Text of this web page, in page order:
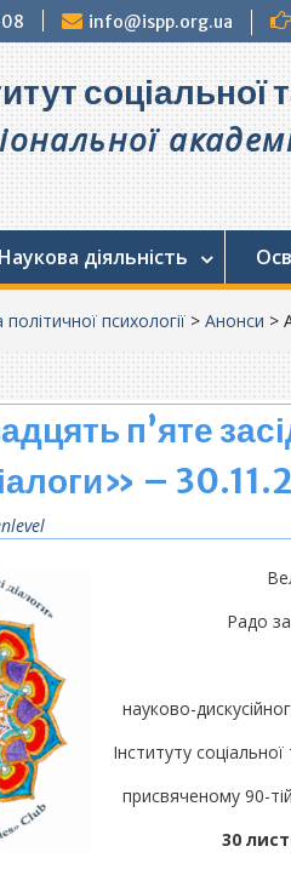
info@ispp.org.ua
соціальної
Наукова діяльність
психології > Анонси >
п’яте
–
Радо
науково-
Інституту
присвяченому 90-
30